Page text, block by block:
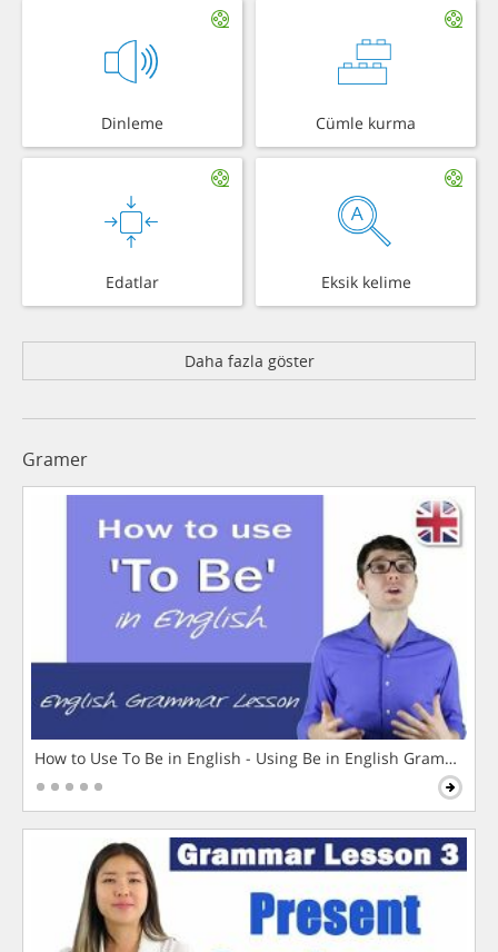
Dinleme Cümle kurma
Edatlar Eksik kelime
Daha fazla göster
Gramer
How to Use To Be in English - Using Be in English Grammar